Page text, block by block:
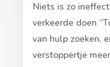
Niets is zo
verkeerde doen
van hulp zoeken,
verstoppertje